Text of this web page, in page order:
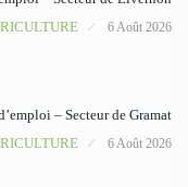
6 Août 2026
– Secteur de Gramat
6 Août 2026